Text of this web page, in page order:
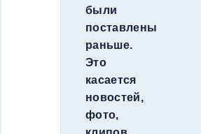
были
поставлены
раньше.
Это
касается
новостей,
фото,